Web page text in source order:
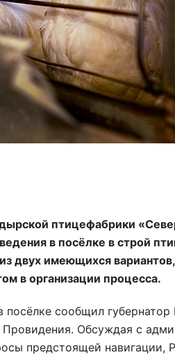
птицефабрики
в посёлке в строй
двух имеющихся
в организации процесса.
сообщил
Обсуждая с
предстоящей навигации,